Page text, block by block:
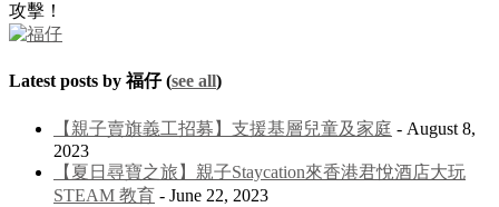
攻擊！
Latest posts by 福仔(see all)
【親子賣旗義工招募】支援基層兒童及家庭 - August 8,
2023
【夏日尋寶之旅】親子Staycation來香港君悅酒店大玩
STEAM 教育 - June 22, 2023